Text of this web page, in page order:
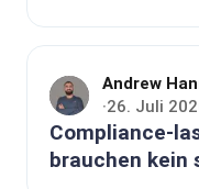
Andrew
·26. Juli
Compliance-
brauchen kein